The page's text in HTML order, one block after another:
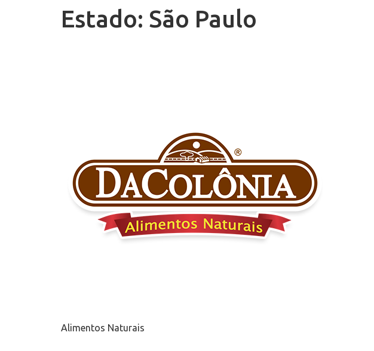
Estado: São Paulo
Alimentos Naturais